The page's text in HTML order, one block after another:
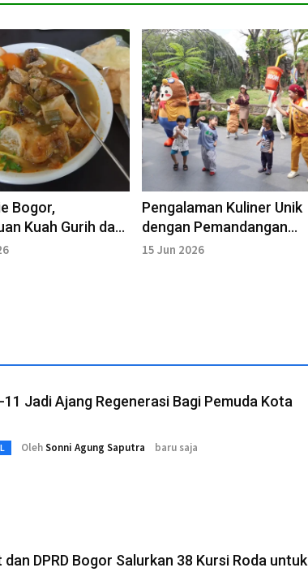
Bogor,
Kuah Gurih dan
Bikin Ketagihan
Pengalaman Kuliner Unik
dengan Pemandangan
Satwa Afrika di Puncak
15 Jun 2026
11 Jadi Ajang Regenerasi Bagi Pemuda Kota
OlehSonni Agung Saputra baru saja
dan DPRD Bogor Salurkan 38 Kursi Roda untuk